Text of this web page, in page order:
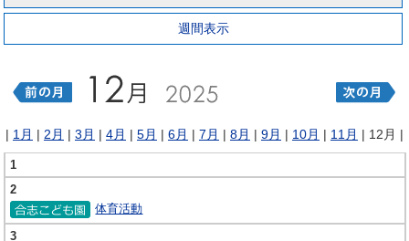
週間表示
| 1月 | 2月 | 3月 | 4月 | 5月 | 6月 | 7月 | 8月 | 9月 | 10月 | 11月 | 12月 |
1
2
体育活動
3